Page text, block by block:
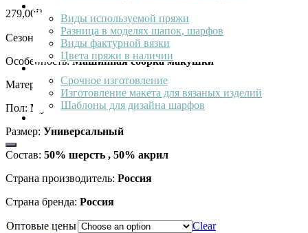
Виды используемой пряжи
Разница в моделях шапок, шарфов
Виды фактурной вязки
Цвета пряжи в наличии
Услуги
Срочное изготовление
Изготовление макета для вязаных изделий
Шаблоны для дизайна шарфов
Наши работы
279,00₽
Сезон:
Осень-Весна
Особенность:Машинная сборка макушки
Материал подкладки:Без подкладки
Пол: Мужской
Размер: Универсальный
Состав: 50% шерсть , 50% акрил
Страна производитель: Россия
Страна бренда: Россия
Оптовые цены Clear